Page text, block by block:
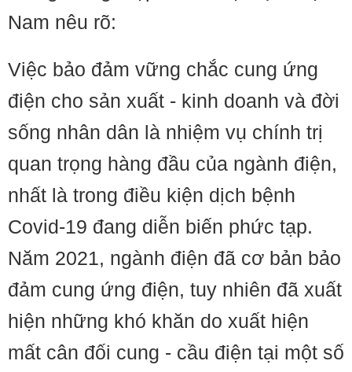
Nam nêu rõ:
Việc bảo đảm vững chắc cung ứng
điện cho sản xuất - kinh doanh và đời
sống nhân dân là nhiệm vụ chính trị
quan trọng hàng đầu của ngành điện,
nhất là trong điều kiện dịch bệnh
Covid-19 đang diễn biến phức tạp.
Năm 2021, ngành điện đã cơ bản bảo
đảm cung ứng điện, tuy nhiên đã xuất
hiện những khó khăn do xuất hiện
mất cân đối cung - cầu điện tại một số